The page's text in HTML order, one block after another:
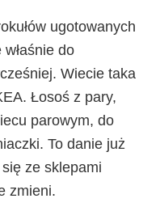
ugotowanych
do
Wiecie taka
Łosoś z pary,
parowym, do
To danie już
ze sklepami
zmieni.